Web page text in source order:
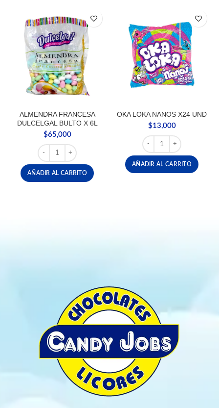
ALMENDRA FRANCESA
DULCELGAL BULTO X 6L
$65,000
ALMENDRA FRANCESA DULCELGAL BULTO X 6L cantidad
AÑADIR AL CARRITO
OKA LOKA NANOS X24 UND
$13,000
OKA LOKA NANOS
AÑADIR AL CARRITO